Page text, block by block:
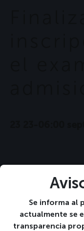
Se informa al
actualmente se
transparencia
Detalles
Fecha:
23 23-06:00